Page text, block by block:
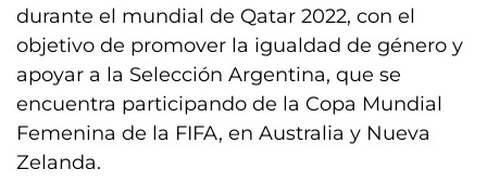
durante el mundial de Qatar 2022, con el
objetivo de promover la igualdad de género y
apoyar a la Selección Argentina, que se
encuentra participando de la Copa Mundial
Femenina de la FIFA, en Australia y Nueva
Zelanda.